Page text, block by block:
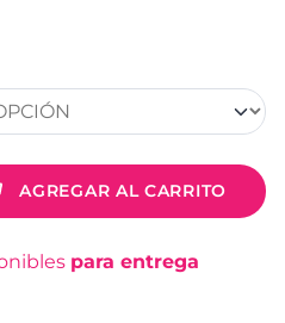
AGREGAR AL CARRITO
para entrega